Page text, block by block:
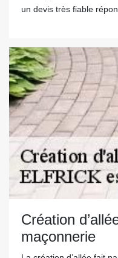
un devis très fiable
Création
maçonnerie